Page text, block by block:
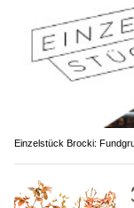
Einzelstück Brocki: